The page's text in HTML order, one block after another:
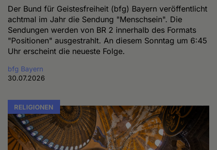
Der Bund für Geistesfreiheit (bfg) Bayern veröffentlicht
achtmal im Jahr die Sendung "Menschsein". Die
Sendungen werden von BR 2 innerhalb des Formats
"Positionen" ausgestrahlt. An diesem Sonntag um 6:45
Uhr erscheint die neueste Folge.
bfg Bayern
30.07.2026
RELIGIONEN